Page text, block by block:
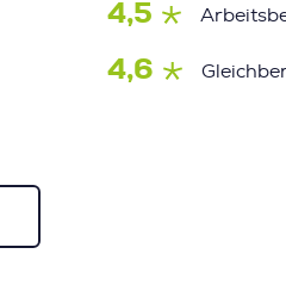
4,5
4,6